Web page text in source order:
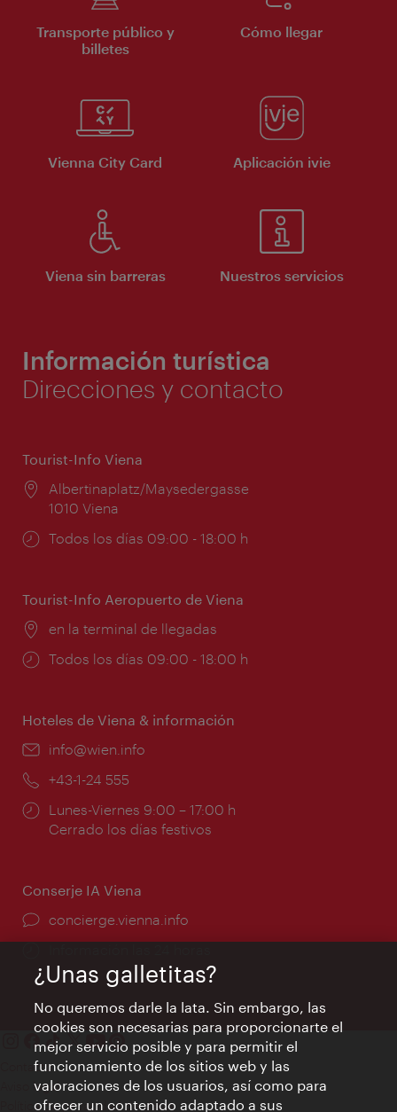
Transporte público y
billetes
Cómo llegar
Vienna City Card Aplicación ivie
Viena sin barreras Nuestros servicios
Información turística
Direcciones y contacto
Tourist-Info Viena
Lugar:
Albertinaplatz/Maysedergasse
1010 Viena
Horarios
Todos los días 09:00 - 18:00 h
Tourist-Info Aeropuerto de Viena
Lugar:
en la terminal de llegadas
Horarios
Todos los días 09:00 - 18:00 h
Hoteles de Viena & información
e-
info@wien.info
Teléfono:
+43-1-24 555
Horarios
de
Lunes-Viernes 9:00 – 17:00 h
Cerrado los días festivos
Conserje IA Viena
concierge.vienna.info
Contacto
Aviso legal
Política de privacidad de datos
¿Unas galletitas?
No queremos darle la lata. Sin embargo, las
cookies son necesarias para proporcionarte el
mejor servicio posible y para permitir el
funcionamiento de los sitios web y las
valoraciones de los usuarios, así como para
ofrecer un contenido adaptado a sus